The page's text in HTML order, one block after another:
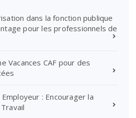
dans la fonction publique
pour les professionnels de
Vacances CAF pour des
: Encourager la